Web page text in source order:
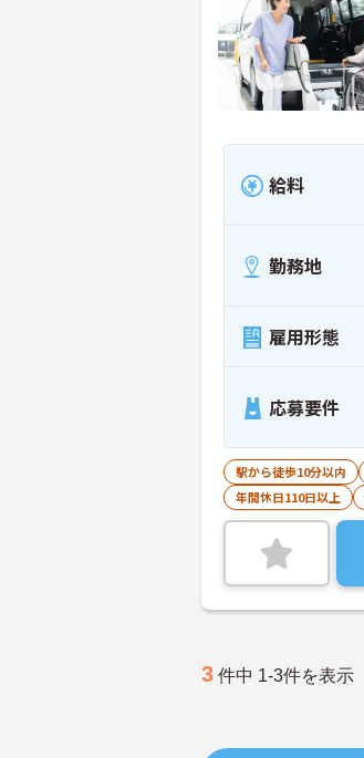
給料
勤務地
雇用形態
応募要件
駅から徒歩10分以内
年間休日110日以上
3 件中 1-3件を表示